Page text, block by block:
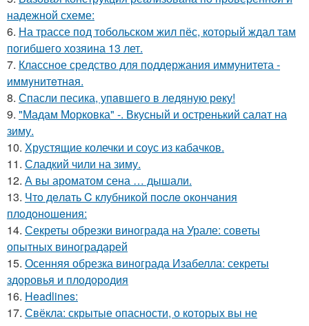
надежной схеме:
6. На трассе под тобольском жил пёс, который ждал там
погибшего хозяина 13 лет.
7. Классное средство для поддержания иммунитета -
иммyнитeтнaя.
8. Спасли песика, упaвшего в ледяную рeку!
9. "Мадам Морковка" -. Вкусный и остренький салат на
зиму.
10. Хрустящие колечки и соус из кабачков.
11. Сладкий чили на зиму.
12. А вы ароматом сена … дышали.
13. Чтo дeлaть C клубникoй пocлe oкoнчaния
плoдoнoшeния:
14. Секреты обрезки винограда на Урале: советы
опытных виноградарей
15. Осенняя обрезка винограда Изабелла: секреты
здоровья и плодородия
16. Headlines:
17. Свёкла: скрытые опасности, о которых вы не